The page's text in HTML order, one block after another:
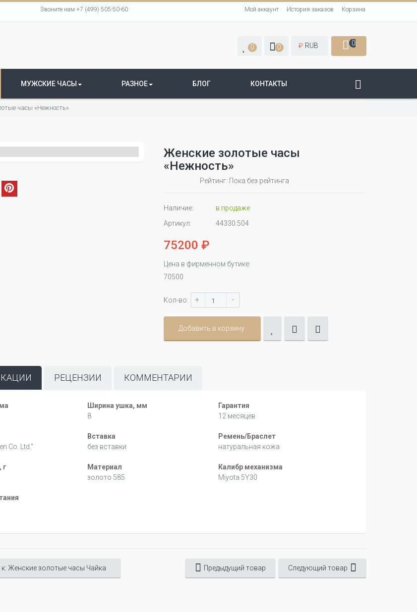
Звоните нам +7 (499) 505-50-60 Мой аккаунт История заказов Корзина
0 0 ₽ RUB 0
МУЖСКИЕ ЧАСЫ РАЗНОЕ БЛОГ КОНТАКТЫ
часы «Нежность»
Женские золотые часы
«Нежность»
Рейтинг: Пока без рейтинга
Наличие:
в продаже
Артикул:
44330.504
75200 ₽
Цена в фирменном бутике:
70500
Кол-во: + -
Добавить в корзину
РЕЦЕНЗИИ КОММЕНТАРИИ
Ширина ушка, мм
8
Гарантия
12 месяцев
Co. Ltd."
Вставка
без вставки
Ремень/Браслет
натуральная кожа
г
Материал
золото 585
Калибр механизма
Miyota 5Y30
к: Женские золотые часы Чайка Предыдущий товар Следующий товар